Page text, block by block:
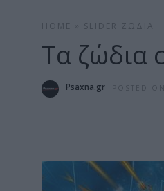
HOME SLIDER ΖΏΔΙΑ
Τα ζώδια
Psaxna.gr POSTED